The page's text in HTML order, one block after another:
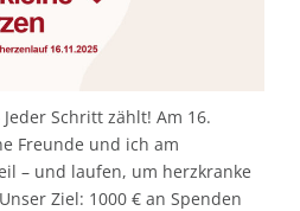
Schritt zählt! Am 16.
Freunde und ich am
– und laufen, um herzkranke
Ziel: 1000 € an Spenden